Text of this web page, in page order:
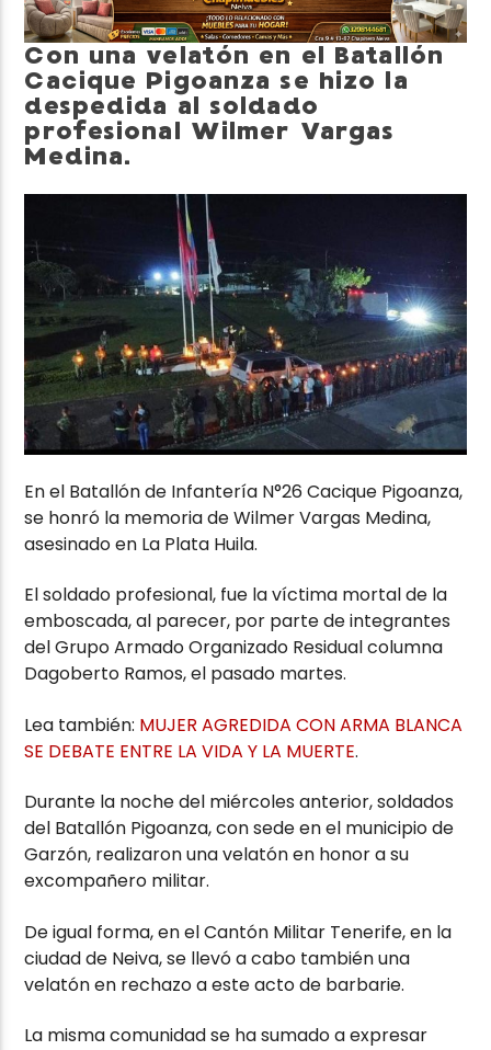
Con una velatón en el Batallón
Cacique Pigoanza se hizo la
despedida al soldado
profesional Wilmer Vargas
Medina.
En el Batallón de Infantería N°26 Cacique Pigoanza,
se honró la memoria de Wilmer Vargas Medina,
asesinado en La Plata Huila.
El soldado profesional, fue la víctima mortal de la
emboscada, al parecer, por parte de integrantes
del Grupo Armado Organizado Residual columna
Dagoberto Ramos, el pasado martes.
Lea también: MUJER AGREDIDA CON ARMA BLANCA
SE DEBATE ENTRE LA VIDA Y LA MUERTE.
Durante la noche del miércoles anterior, soldados
del Batallón Pigoanza, con sede en el municipio de
Garzón, realizaron una velatón en honor a su
excompañero militar.
De igual forma, en el Cantón Militar Tenerife, en la
ciudad de Neiva, se llevó a cabo también una
velatón en rechazo a este acto de barbarie.
La misma comunidad se ha sumado a expresar